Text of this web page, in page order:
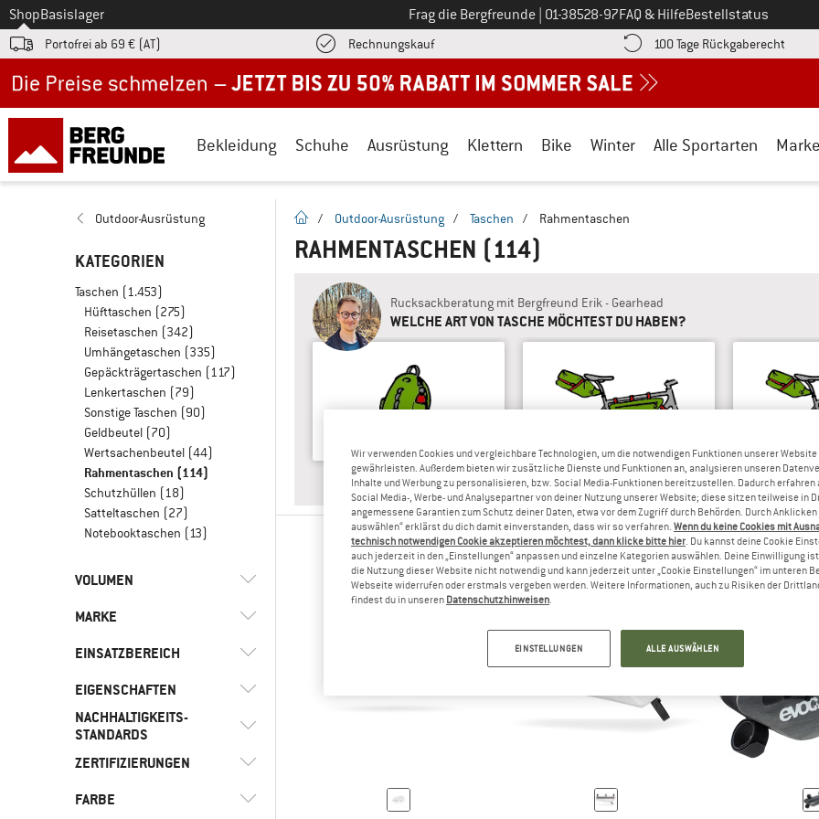
Zum
ShopBasislager Frag die Bergfreunde Ruf uns an unter
01-38528-97FAQ & HilfeBestellstatus
Portofrei ab 69 € (AT) RechnungskaufFinde die Zahlungs-Infos hier! Öffnet sich in einer Infobox
100 Tage Rückgaberecht
Bekleidung Schuhe Ausrüstung Klettern Bike Winter Alle Sportarten
Outdoor-Ausrüstung
KATEGORIEN
Taschen (1.453)
Hüfttaschen (275)
Reisetaschen (342)
Umhängetaschen (335)
Gepäckträgertaschen (117)
Lenkertaschen (79)
Sonstige Taschen (90)
Geldbeutel (70)
Wertsachenbeutel (44)
Rahmentaschen (114)
Schutzhüllen (18)
Satteltaschen (27)
Notebooktaschen (13)
VOLUMEN
< 8
8 - 15 l(4)
MARKE
AEVOR (1)
(1)
EINSATZBEREICH
Alltag(8)
Bike(113)
Freizeit
EIGENSCHAFTEN
Beschichtetes
PFC-/PFAS-frei
NACHHALTIGKEITS-
STANDARDS
Trusted by
ZERTIFIZIERUNGEN
Wähle alle aus
FARBE
Startseite
/ Outdoor-Ausrüstung / Taschen / Rahmentaschen
RAHMENTASCHEN (114)
Rucksackberatung mit Bergfreund Erik - Gearhead
WELCHE ART VON TASCHE MÖCHTEST DU HABEN?
ANTWORT
RUCKSACKEIN RUCKSACK EIGNET SICH BESONDERS GUT FÜR KURZE
ANTWORT
SATTELTASCHENEINE SATTELTASCHEANTWORT
Wir verwenden Cookies und vergleichbare Technologien, um die notwendigen Funktionen unserer Website
gewährleisten. Außerdem bieten wir zusätzliche Dienste und Funktionen an, analysieren unseren
Inhalte und Werbung zu personalisieren, bzw. Social Media-Funktionen bereitzustellen. Dadurch erfahren
Social Media-, Werbe- und Analysepartner von deiner Nutzung unserer Website; diese sitzen teilweise in
angemessene Garantien zum Schutz deiner Daten, etwa vor dem Zugriff durch Behörden. Durch Anklicken
auswählen“ erklärst du dich damit einverstanden, dass wir so verfahren. Wenn du keine Cookies mit
technisch notwendigen Cookie akzeptieren möchtest, dann klicke bitte hier. Du kannst deine Cookie
auch jederzeit in den „Einstellungen“ anpassen und einzelne Kategorien auswählen. Deine Einwilligung
die Nutzung dieser Website nicht notwendig und kann jederzeit unter „Cookie Einstellungen“ im unteren
Webseite widerrufen oder erstmals vergeben werden. Weitere Informationen, auch zu Risiken der
findest du in unseren Datenschutzhinweisen.
EINSTELLUNGEN ALLE AUSWÄHLEN